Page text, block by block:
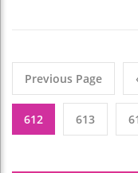
Previous Page
612 613